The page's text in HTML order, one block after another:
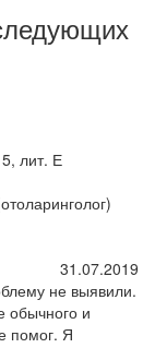
лит. Е
31.07.2019
не выявили.
обычного и
помог. Я